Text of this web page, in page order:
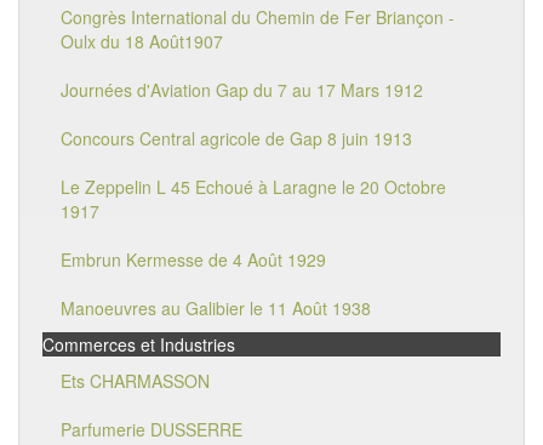
Congrès International du Chemin de Fer Briançon -
Oulx du 18 Août1907
Journées d'Aviation Gap du 7 au 17 Mars 1912
Concours Central agricole de Gap 8 juin 1913
Le Zeppelin L 45 Echoué à Laragne le 20 Octobre
1917
Embrun Kermesse de 4 Août 1929
Manoeuvres au Galibier le 11 Août 1938
Commerces et Industries
Ets CHARMASSON
Parfumerie DUSSERRE